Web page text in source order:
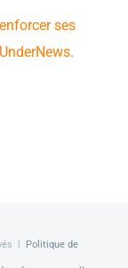
ses
UnderNews.
| Politique de